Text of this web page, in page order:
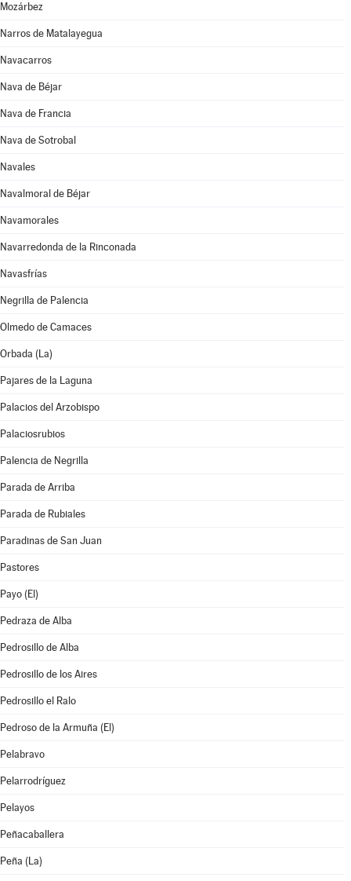
Mozárbez
Narros de Matalayegua
Navacarros
Nava de Béjar
Nava de Francia
Nava de Sotrobal
Navales
Navalmoral de Béjar
Navamorales
Navarredonda de la Rinconada
Navasfrías
Negrilla de Palencia
Olmedo de Camaces
Orbada (La)
Pajares de la Laguna
Palacios del Arzobispo
Palaciosrubios
Palencia de Negrilla
Parada de Arriba
Parada de Rubiales
Paradinas de San Juan
Pastores
Payo (El)
Pedraza de Alba
Pedrosillo de Alba
Pedrosillo de los Aires
Pedrosillo el Ralo
Pedroso de la Armuña (El)
Pelabravo
Pelarrodríguez
Pelayos
Peñacaballera
Peña (La)